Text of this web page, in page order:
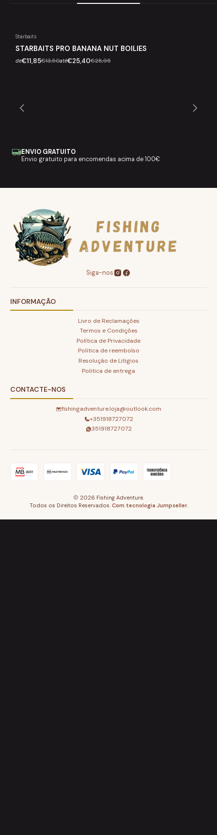
-12%
Esgotado
Starbaits
STARBAITS PRO BANANA NUT BOILIES
de€11,85€13,50até€25,40€28,95
ENVIO GRATUITO
Envio gratuito para encomendas acima de 100€
Siga-nos
INFORMAÇÃO
Livro de Reclamações
Termos e Condições
Política de Privacidade
Politica de reembolso
Resolução de Litigios
Politica de entrega
CONTACTE-NOS
fishingadventure.loja@outlook.com
+351918727072
351918727072
2026 Fishing Adventure.
Todos os Direitos Reservados. Com tecnologia Jumpseller.